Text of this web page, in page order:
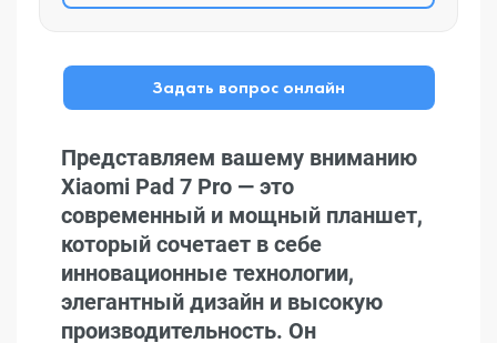
Задать вопрос онлайн
Представляем вашему вниманию
Xiaomi Pad 7 Pro — это
современный и мощный планшет,
который сочетает в себе
инновационные технологии,
элегантный дизайн и высокую
производительность. Он